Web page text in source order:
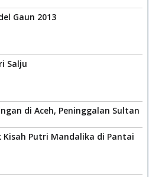
Gaun 2013
Salju
di Aceh, Peninggalan Sultan
Kisah Putri Mandalika di Pantai